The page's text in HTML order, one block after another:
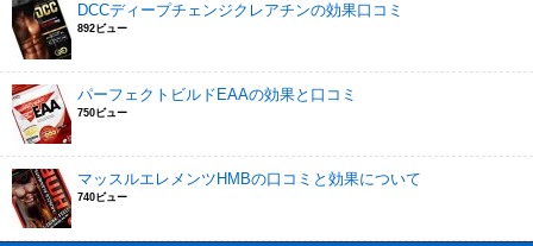
DCCディープチェンジクレアチンの効果口コミ
892ビュー
パーフェクトビルドEAAの効果と口コミ
750ビュー
マッスルエレメンツHMBの口コミと効果について
740ビュー